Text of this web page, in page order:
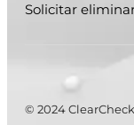
Solicitar
© 2024